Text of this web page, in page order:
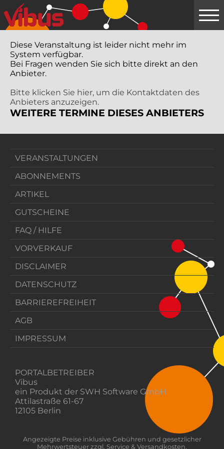
Springe
zum
Hauptinhalt
Diese Veranstaltung ist leider nicht mehr im
System verfügbar.
Bei Fragen wenden Sie sich bitte direkt an den
Anbieter.
Bitte klicken Sie hier, um die Kontaktdaten des
Anbieters anzuzeigen.
WEITERE TERMINE DIESES ANBIETERS
VERANSTALTUNGEN
ABONNEMENTS
ARTIKEL
GUTSCHEINE
FAQ / HILFE
VORVERKAUF
DISCLAIMER
DATENSCHUTZ
BARRIEREFREIHEIT
AGB
IMPRESSUM
PORTALBETREIBER
Vibus
ein Produkt der SWH Software GmbH
Attilastraße 61-67
12105 Berlin
Angezeigte Preise inklusive Gebühren und gesetzlicher
Mehrwertsteuer zzgl. Service & Versandkosten.